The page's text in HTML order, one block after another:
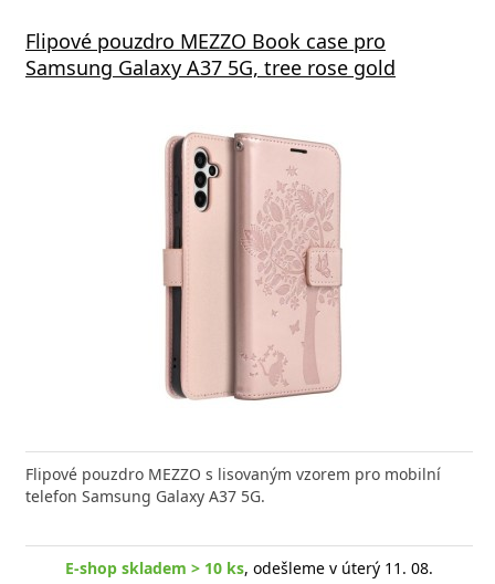
Flipové pouzdro MEZZO Book case pro
Samsung Galaxy A37 5G, tree rose gold
Flipové pouzdro MEZZO s lisovaným vzorem pro mobilní
telefon Samsung Galaxy A37 5G.
E-shop skladem > 10 ks, odešleme v úterý 11. 08.